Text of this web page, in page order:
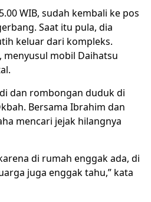
WIB, sudah kembali ke pos
Saat itu pula, dia
keluar dari kompleks.
menyusul mobil Daihatsu
dan rombongan duduk di
Bersama Ibrahim dan
mencari jejak hilangnya
di rumah enggak ada, di
juga enggak tahu,” kata